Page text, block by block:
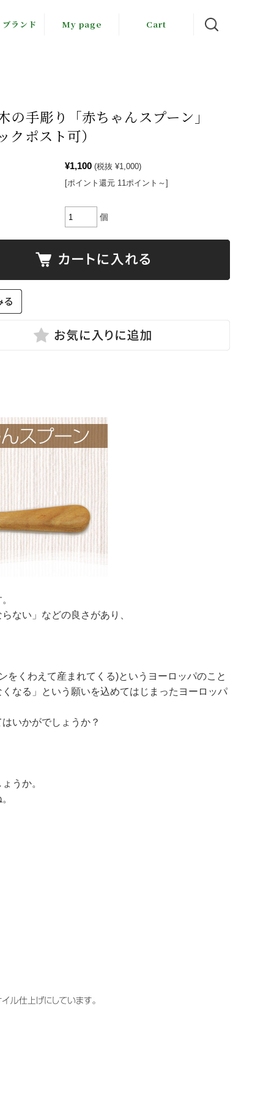
ランド
勝敏
音
商店
My page Cart
の手彫り「赤ちゃんスプーン」
クポスト可）
¥1,100 (税抜 ¥1,000)
[ポイント還元 11ポイント～]
個
ない」などの良さがあり、
をくわえて産まれてくる)というヨーロッパのこと
なる」という願いを込めてはじまったヨーロッパ
いかがでしょうか？
うか。